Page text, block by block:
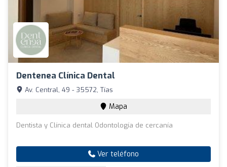
Dentenea Clínica Dental
Av. Central, 49 - 35572, Tías
Mapa
Dentista y Clínica dental Odontología de cercanía
Ver teléfono